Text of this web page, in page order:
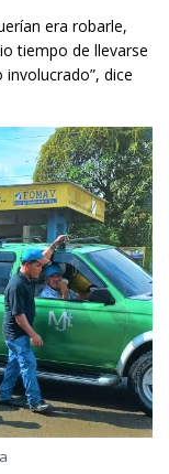
era robarle,
tiempo de llevarse
dice